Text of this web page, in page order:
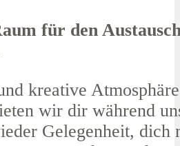
für den
kreative
wir dir während
Gelegenheit, dich